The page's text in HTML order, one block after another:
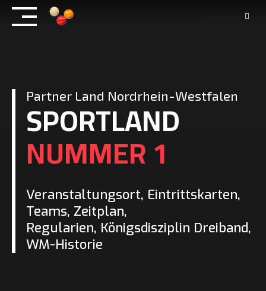
Skip
Partner Land Nordrhein-Westfalen
SPORTLAND
NUMMER 1
Veranstaltungsort, Eintrittskarten,
Teams, Zeitplan,
Regularien, Königsdisziplin Dreiband,
WM-Historie